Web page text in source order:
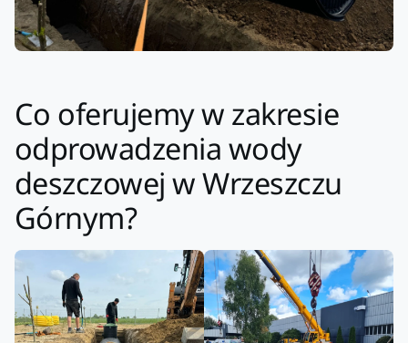
Co oferujemy w zakresie
odprowadzenia wody
deszczowej w Wrzeszczu
Górnym?